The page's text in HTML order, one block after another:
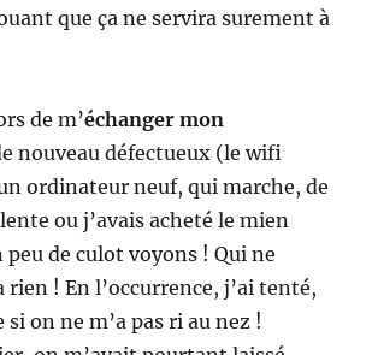
que ça ne servira surement à
de m’échanger mon
nouveau défectueux (le wifi
ordinateur neuf, qui marche, de
ou j’avais acheté le mien
peu de culot voyons ! Qui ne
rien ! En l’occurrence, j’ai tenté,
on ne m’a pas ri au nez !